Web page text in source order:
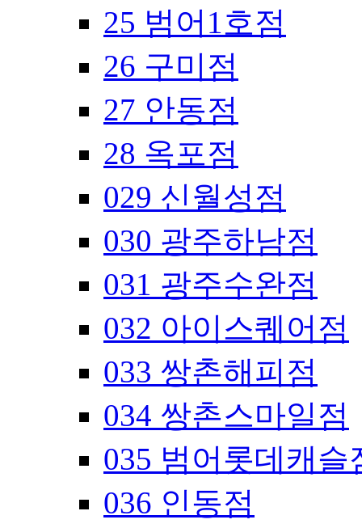
25 범어1호점
26 구미점
27 안동점
28 옥포점
029 신월성점
030 광주하남점
031 광주수완점
032 아이스퀘어점
033 쌍촌해피점
034 쌍촌스마일점
035 범어롯데캐슬
036 인동점